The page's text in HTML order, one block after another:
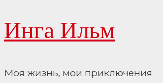
Инга Ильм
Моя жизнь, мои приключения